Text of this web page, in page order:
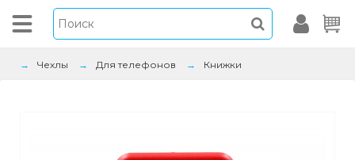
Чехлы Для телефонов Книжки